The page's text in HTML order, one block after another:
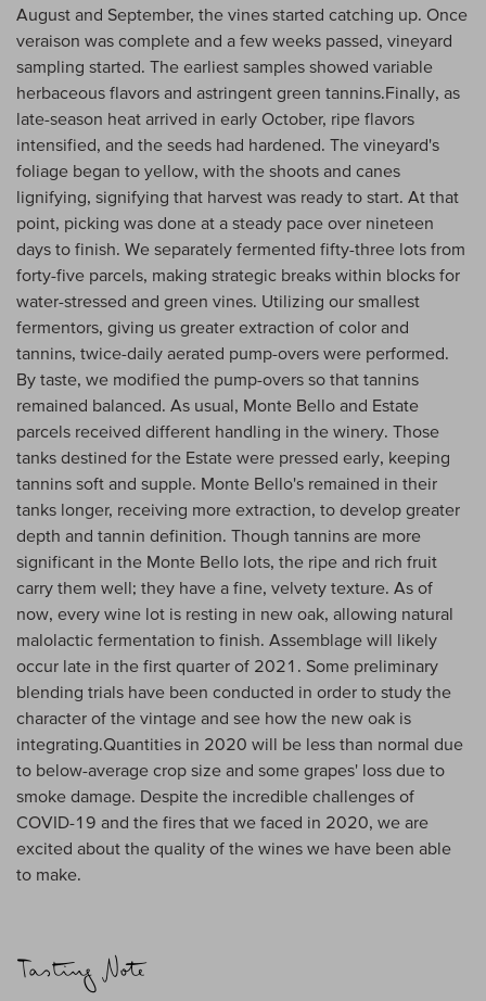
August and September, the vines started catching up. Once
veraison was complete and a few weeks passed, vineyard
sampling started. The earliest samples showed variable
herbaceous flavors and astringent green tannins.Finally, as
late-season heat arrived in early October, ripe flavors
intensified, and the seeds had hardened. The vineyard's
foliage began to yellow, with the shoots and canes
lignifying, signifying that harvest was ready to start. At that
point, picking was done at a steady pace over nineteen
days to finish. We separately fermented fifty-three lots from
forty-five parcels, making strategic breaks within blocks for
water-stressed and green vines. Utilizing our smallest
fermentors, giving us greater extraction of color and
tannins, twice-daily aerated pump-overs were performed.
By taste, we modified the pump-overs so that tannins
remained balanced. As usual, Monte Bello and Estate
parcels received different handling in the winery. Those
tanks destined for the Estate were pressed early, keeping
tannins soft and supple. Monte Bello's remained in their
tanks longer, receiving more extraction, to develop greater
depth and tannin definition. Though tannins are more
significant in the Monte Bello lots, the ripe and rich fruit
carry them well; they have a fine, velvety texture. As of
now, every wine lot is resting in new oak, allowing natural
malolactic fermentation to finish. Assemblage will likely
occur late in the first quarter of 2021. Some preliminary
blending trials have been conducted in order to study the
character of the vintage and see how the new oak is
integrating.Quantities in 2020 will be less than normal due
to below-average crop size and some grapes' loss due to
smoke damage. Despite the incredible challenges of
COVID-19 and the fires that we faced in 2020, we are
excited about the quality of the wines we have been able
to make.